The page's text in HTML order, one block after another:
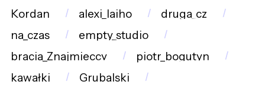
Kordan
alexi_laiho
druga_cz
na_czas
empty_studio
bracia_Znajmieccy
piotr_bogutyn
kawałki
Grubalski